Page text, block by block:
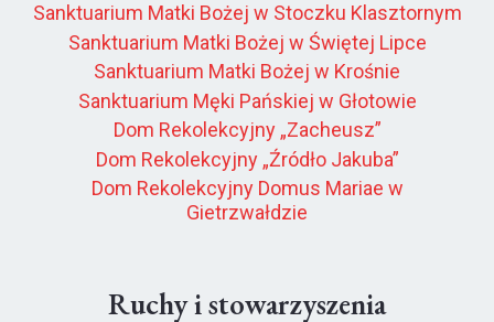
Sanktuarium Matki Bożej w Stoczku Klasztornym
Sanktuarium Matki Bożej w Świętej Lipce
Sanktuarium Matki Bożej w Krośnie
Sanktuarium Męki Pańskiej w Głotowie
Dom Rekolekcyjny „Zacheusz”
Dom Rekolekcyjny „Źródło Jakuba”
Dom Rekolekcyjny Domus Mariae w
Gietrzwałdzie
Ruchy i stowarzyszenia